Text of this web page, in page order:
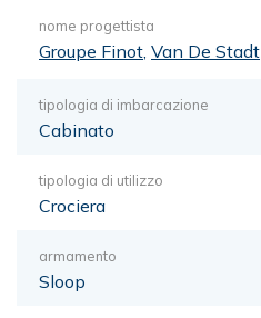
nome progettista
Groupe Finot Van De Stadt
tipologia di imbarcazione
Cabinato
tipologia di utilizzo
Crociera
armamento
Sloop